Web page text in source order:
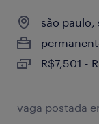
são paulo,
R$7,501 -
vaga postada